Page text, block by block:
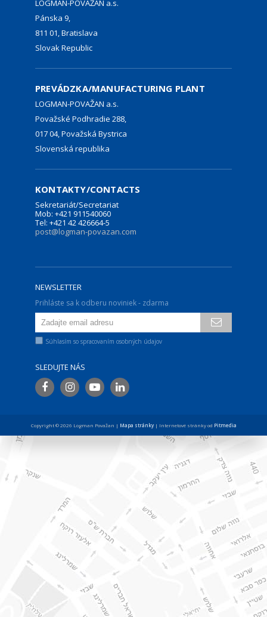
LOGMAN-POVAŽAN a.s.
Pánska 9,
811 01, Bratislava
Slovak Republic
PREVÁDZKA/MANUFACTURING PLANT
LOGMAN-POVAŽAN a.s.
Považské Podhradie 288,
017 04, Považská Bystrica
Slovenská republika
KONTAKTY/CONTACTS
Sekretariát/Secretariat
Mob: +421 911540060
Tel: +421 42 426664-5
post@logman-povazan.com
NEWSLETTER
Prihláste sa k odberu noviniek - zdarma
Súhlasím so spracovaním osobných údajov
SLEDUJTE NÁS
Copyright © 2026 Logman Považan | Mapa stránky| Internetové stránky od Pitmedia